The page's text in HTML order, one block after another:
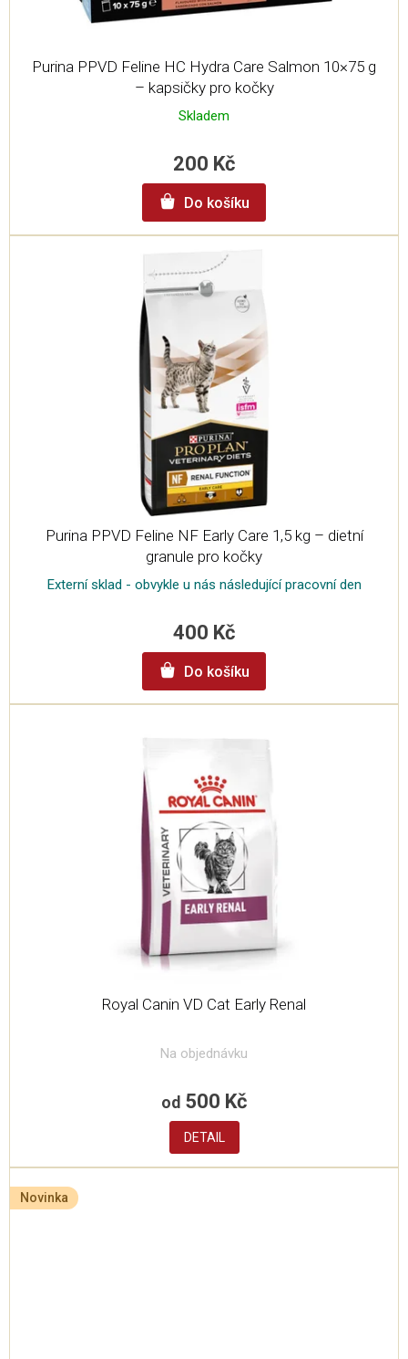
Purina PPVD Feline HC Hydra Care Salmon 10×75 g
– kapsičky pro kočky
Skladem
200 Kč
Do košíku
Purina PPVD Feline NF Early Care 1,5 kg – dietní
granule pro kočky
Externí sklad - obvykle u nás následující pracovní den
400 Kč
Do košíku
Royal Canin VD Cat Early Renal
Na objednávku
od 500 Kč
DETAIL
Novinka